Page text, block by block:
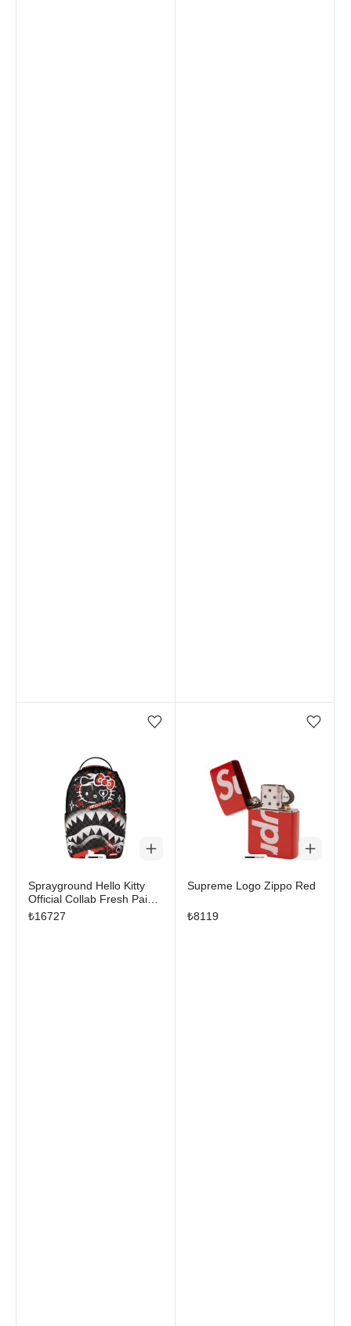
Favorilere ekle/çıkar
Sprayground Hello Kitty
Official Collab Fresh Paint
Backpack Multicolor
₺16727
Favorilere ekle/çıkar
Supreme Logo Zippo Red
₺8119